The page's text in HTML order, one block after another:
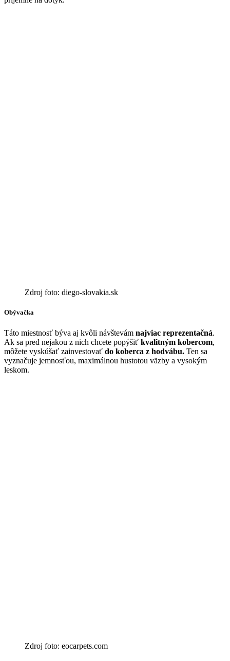
Zdroj foto: diego-slovakia.sk
Obývačka
Táto miestnosť býva aj kvôli návštevám najviac reprezentačná.
Ak sa pred nejakou z nich chcete popýšiť kvalitným kobercom,
môžete vyskúšať zainvestovať do koberca z hodvábu. Ten sa
vyznačuje jemnosťou, maximálnou hustotou väzby a vysokým
leskom.
Zdroj foto: eocarpets.com